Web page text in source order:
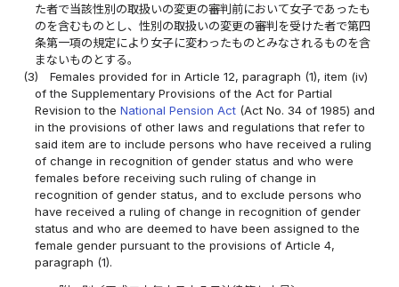
た者で当該性別の取扱いの変更の審判前において女子であったも
のを含むものとし、性別の取扱いの変更の審判を受けた者で第四
条第一項の規定により女子に変わったものとみなされるものを含
まないものとする。
(3)
Females provided for in Article 12, paragraph (1), item (iv)
of the Supplementary Provisions of the Act for Partial
Revision to theNational Pension Act (Act No. 34 of 1985) and
in the provisions of other laws and regulations that refer to
said item are to include persons who have received a ruling
of change in recognition of gender status and who were
females before receiving such ruling of change in
recognition of gender status, and to exclude persons who
have received a ruling of change in recognition of gender
status and who are deemed to have been assigned to the
female gender pursuant to the provisions of Article 4,
paragraph (1).